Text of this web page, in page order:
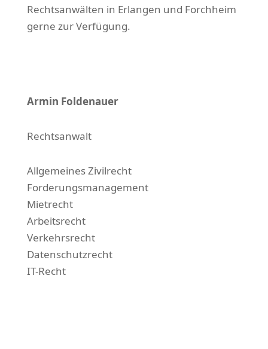
Rechtsanwälten in Erlangen und Forchheim
gerne zur Verfügung.
Armin Foldenauer
Rechtsanwalt
Allgemeines Zivilrecht
Forderungsmanagement
Mietrecht
Arbeitsrecht
Verkehrsrecht
Datenschutzrecht
IT-Recht